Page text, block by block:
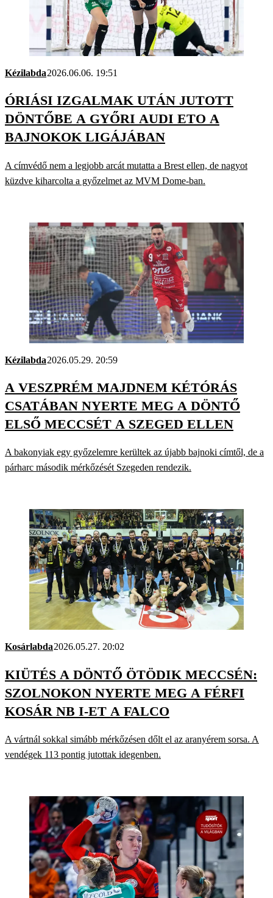
Kézilabda2026.06.06. 19:51
ÓRIÁSI IZGALMAK UTÁN JUTOTT
DÖNTŐBE A GYŐRI AUDI ETO A
BAJNOKOK LIGÁJÁBAN
A címvédő nem a legjobb arcát mutatta a Brest ellen, de nagyot
küzdve kiharcolta a győzelmet az MVM Dome-ban.
Kézilabda2026.05.29. 20:59
A VESZPRÉM MAJDNEM KÉTÓRÁS
CSATÁBAN NYERTE MEG A DÖNTŐ
ELSŐ MECCSÉT A SZEGED ELLEN
A bakonyiak egy győzelemre kerültek az újabb bajnoki címtől, de a
párharc második mérkőzését Szegeden rendezik.
Kosárlabda2026.05.27. 20:02
KIÜTÉS A DÖNTŐ ÖTÖDIK MECCSÉN:
SZOLNOKON NYERTE MEG A FÉRFI
KOSÁR NB I-ET A FALCO
A vártnál sokkal simább mérkőzésen dőlt el az aranyérem sorsa. A
vendégek 113 pontig jutottak idegenben.